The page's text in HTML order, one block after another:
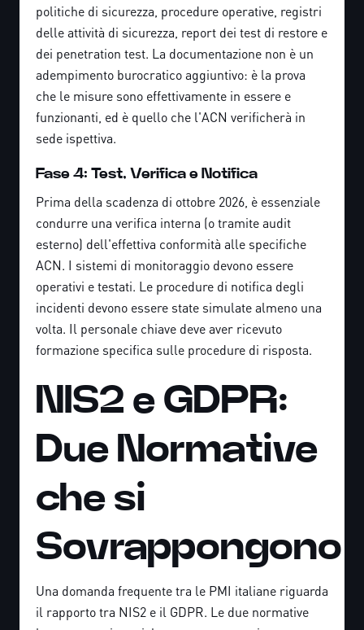
politiche di sicurezza, procedure operative, registri
delle attività di sicurezza, report dei test di restore e
dei penetration test. La documentazione non è un
adempimento burocratico aggiuntivo: è la prova
che le misure sono effettivamente in essere e
funzionanti, ed è quello che l'ACN verificherà in
sede ispettiva.
Fase 4: Test, Verifica e Notifica
Prima della scadenza di ottobre 2026, è essenziale
condurre una verifica interna (o tramite audit
esterno) dell'effettiva conformità alle specifiche
ACN. I sistemi di monitoraggio devono essere
operativi e testati. Le procedure di notifica degli
incidenti devono essere state simulate almeno una
volta. Il personale chiave deve aver ricevuto
formazione specifica sulle procedure di risposta.
NIS2 e GDPR:
Due Normative
che si
Sovrappongono
Una domanda frequente tra le PMI italiane riguarda
il rapporto tra NIS2 e il GDPR. Le due normative